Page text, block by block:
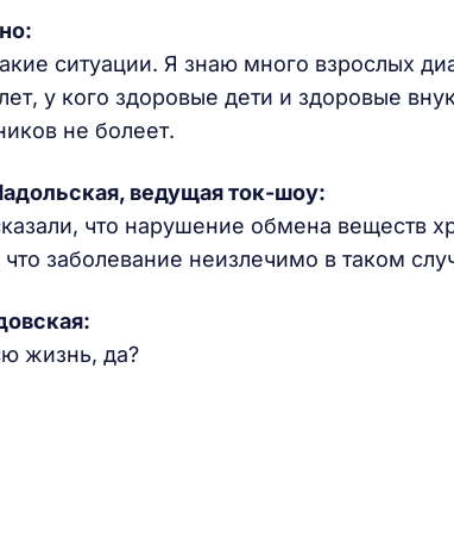
ситуации. Я знаю много взрослых
у кого здоровые дети и здоровые
не болеет.
, ведущая ток-шоу:
что нарушение обмена веществ
что заболевание неизлечимо в таком
жизнь, да?